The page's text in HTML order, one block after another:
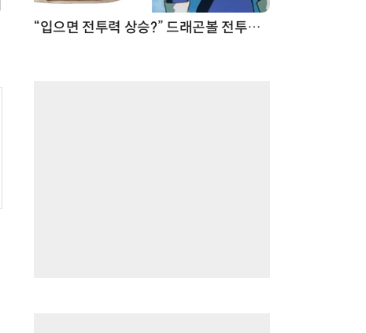
“입으면 전투력 상승?” 드래곤볼 전투복 닮은 중량조끼